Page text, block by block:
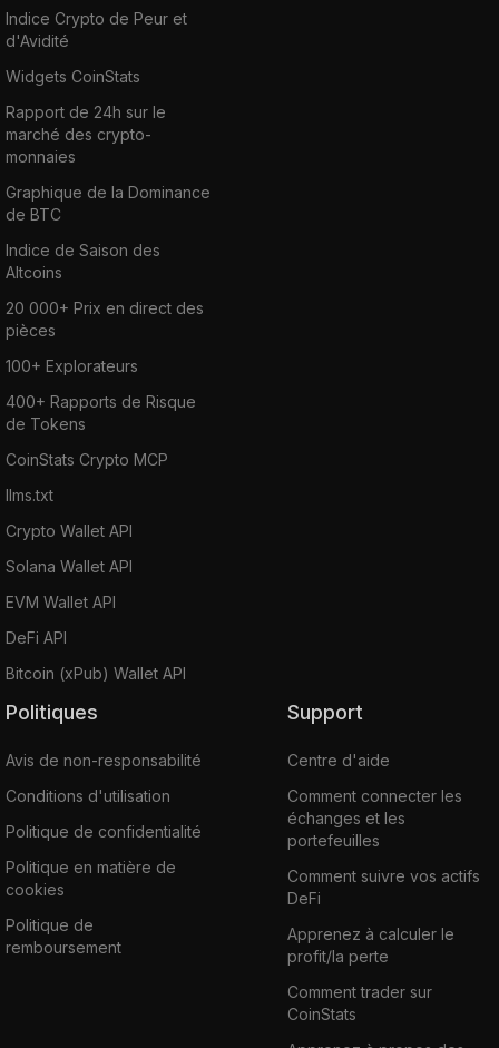
Indice Crypto de Peur et
d'Avidité
Widgets CoinStats
Rapport de 24h sur le
marché des crypto-
monnaies
Graphique de la Dominance
de BTC
Indice de Saison des
Altcoins
20 000+ Prix en direct des
pièces
100+ Explorateurs
400+ Rapports de Risque
de Tokens
CoinStats Crypto MCP
llms.txt
Crypto Wallet API
Solana Wallet API
EVM Wallet API
DeFi API
Bitcoin (xPub) Wallet API
Politiques
Avis de non-responsabilité
Conditions d'utilisation
Politique de confidentialité
Politique en matière de
cookies
Politique de
remboursement
Support
Centre d'aide
Comment connecter les
échanges et les
portefeuilles
Comment suivre vos actifs
DeFi
Apprenez à calculer le
profit/la perte
Comment trader sur
CoinStats